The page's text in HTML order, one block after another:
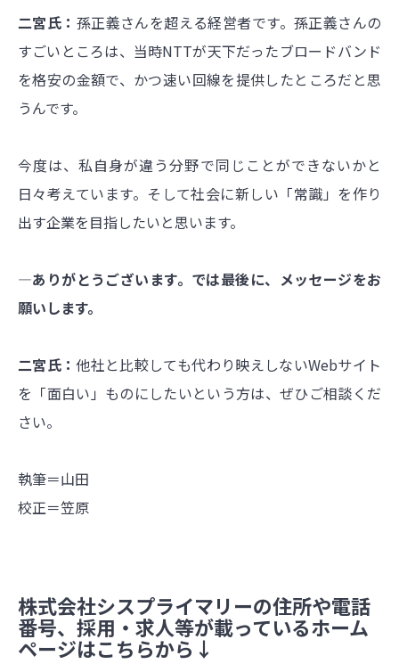
二宮氏： 孫正義さんを超える経営者です。孫正義さんの
すごいところは、当時NTTが天下だったブロードバンド
を格安の金額で、かつ速い回線を提供したところだと思
うんです。
今度は、私自身が違う分野で同じことができないかと
日々考えています。そして社会に新しい「常識」を作り
出す企業を目指したいと思います。
―ありがとうございます。では最後に、メッセージをお
願いします。
二宮氏：他社と比較しても代わり映えしないWebサイト
を「面白い」ものにしたいという方は、ぜひご相談くだ
さい。
執筆＝山田
校正＝笠原
株式会社シスプライマリーの住所や電話
番号、採用・求人等が載っているホーム
ページはこちらから↓